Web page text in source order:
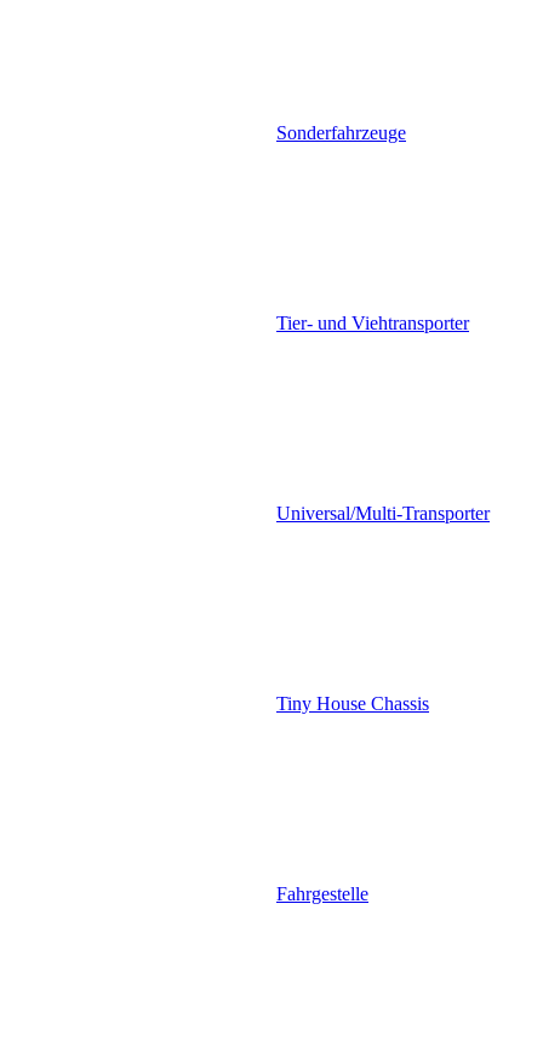
Sonderfahrzeuge
Tier- und Viehtransporter
Universal/Multi-Transporter
Tiny House Chassis
Fahrgestelle